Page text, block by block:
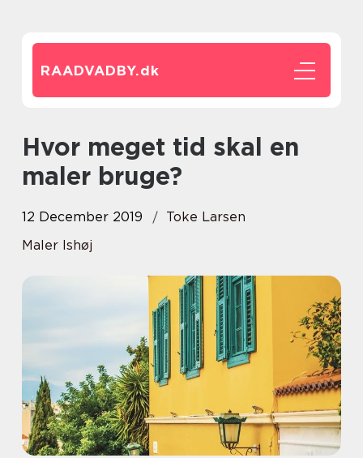
RAADVADBY.dk
Hvor meget tid skal en
maler bruge?
12 December 2019
Toke Larsen
Maler Ishøj